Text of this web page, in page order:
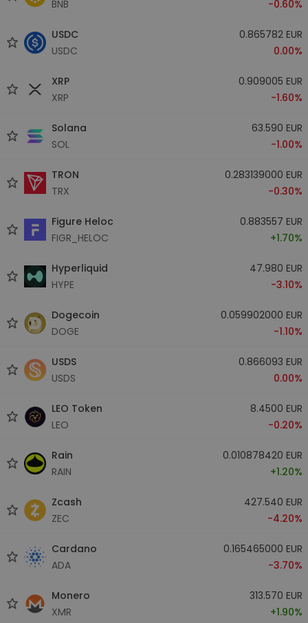
BNB
-0.60%
USDC
USDC
0.865782 EUR
0.00%
XRP
XRP
0.909005 EUR
-1.60%
Solana
SOL
63.590 EUR
-1.00%
TRON
TRX
0.283139000 EUR
-0.30%
Figure Heloc
FIGR_HELOC
0.883557 EUR
+1.70%
Hyperliquid
HYPE
47.980 EUR
-3.10%
Dogecoin
DOGE
0.059902000 EUR
-1.10%
USDS
USDS
0.866093 EUR
0.00%
LEO Token
LEO
8.4500 EUR
-0.20%
Rain
RAIN
0.010878420 EUR
+1.20%
Zcash
ZEC
427.540 EUR
-4.20%
Cardano
ADA
0.165465000 EUR
-3.70%
Monero
XMR
313.570 EUR
+1.90%